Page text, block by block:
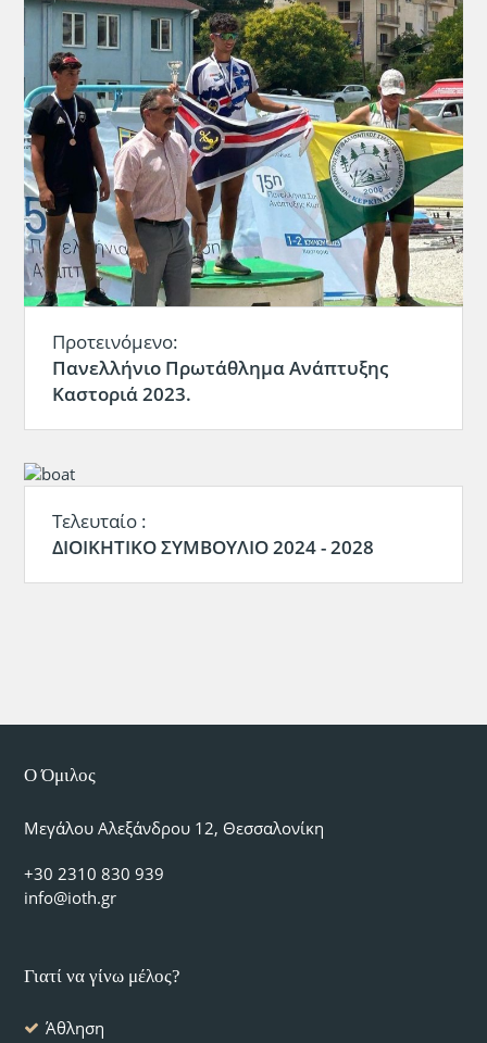
Προτεινόμενο:
Πανελλήνιο Πρωτάθλημα Ανάπτυξης
Καστοριά 2023.
Τελευταίο :
ΔΙΟΙΚΗΤΙΚΟ ΣΥΜΒΟΥΛΙΟ 2024 - 2028
Ο Όμιλος
Μεγάλου Αλεξάνδρου 12, Θεσσαλονίκη
+30 2310 830 939
info@ioth.gr
Γιατί να γίνω μέλος?
Άθληση